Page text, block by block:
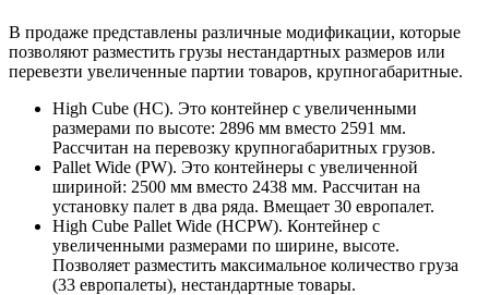
В продаже представлены различные модификации, которые
позволяют разместить грузы нестандартных размеров или
перевезти увеличенные партии товаров, крупногабаритные.
High Cube (HC). Это контейнер с увеличенными
размерами по высоте: 2896 мм вместо 2591 мм.
Рассчитан на перевозку крупногабаритных грузов.
Pallet Wide (PW). Это контейнеры с увеличенной
шириной: 2500 мм вместо 2438 мм. Рассчитан на
установку палет в два ряда. Вмещает 30 европалет.
High Cube Pallet Wide (HCPW). Контейнер с
увеличенными размерами по ширине, высоте.
Позволяет разместить максимальное количество груза
(33 европалеты), нестандартные товары.